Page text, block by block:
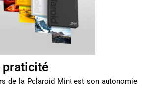
praticité
de la Polaroid Mint est son autonomie